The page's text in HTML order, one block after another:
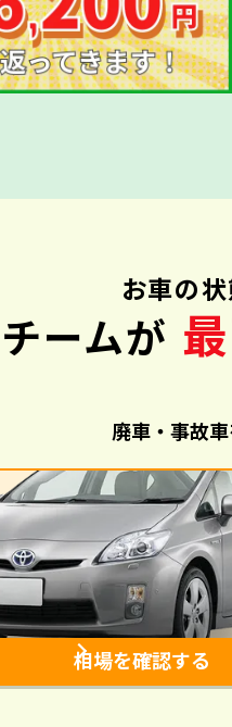
お車の状
ームが
廃車・事故
相場を確認する